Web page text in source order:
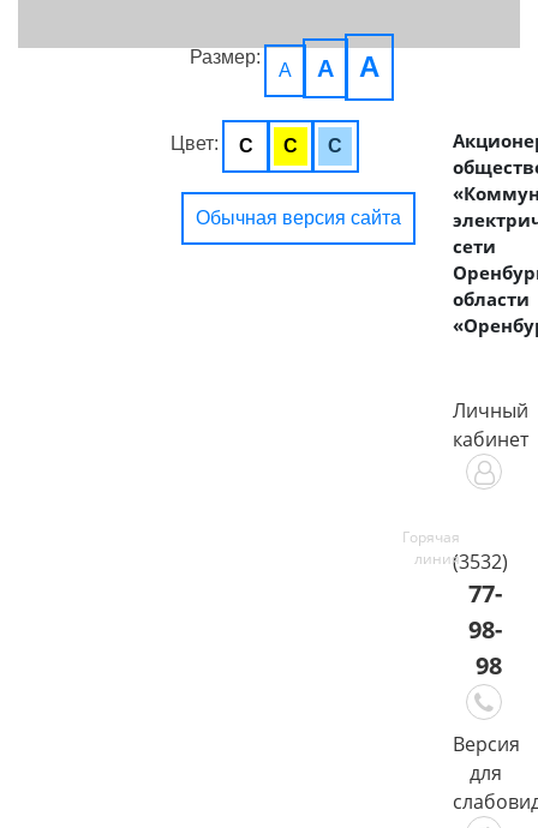
Размер:
A A A
Цвет: C C C
Обычная версия сайта
сети
области
Личный
кабинет
(3532)
77-
98-
98
Версия
для